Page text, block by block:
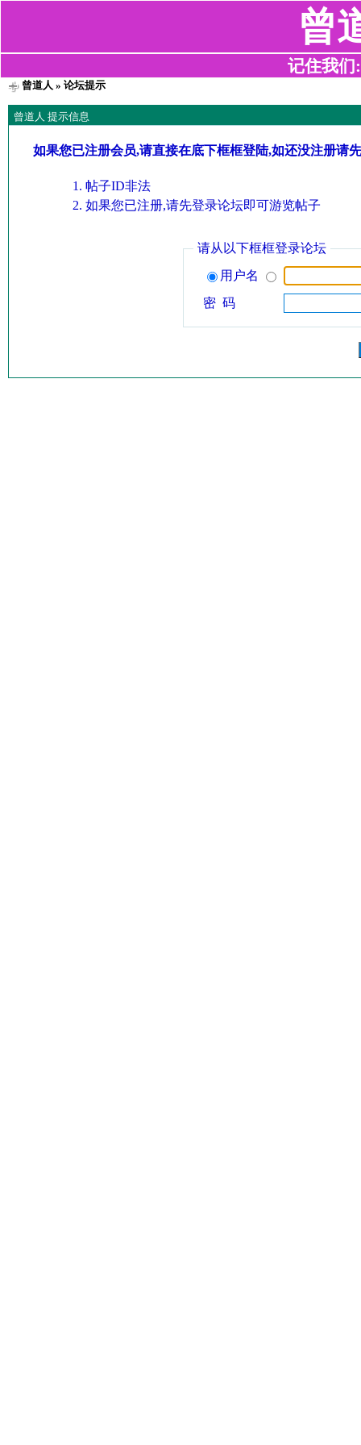
曾
记住我们
曾道人 » 论坛提示
曾道人 提示信息
如果您已注册会员,请直接在底下框框登陆,如还没注册请
帖子ID非法
如果您已注册,请先登录论坛即可游览帖子
请从以下框框登录论坛
用户名
密 码